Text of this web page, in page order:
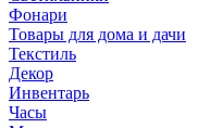
Фонари
Товары для дома и дачи
Текстиль
Декор
Инвентарь
Часы